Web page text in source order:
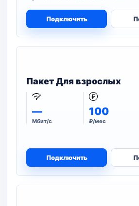
Подключить
Пакет Для взрослых
—
Мбит/с
100
₽/мес
Подключить